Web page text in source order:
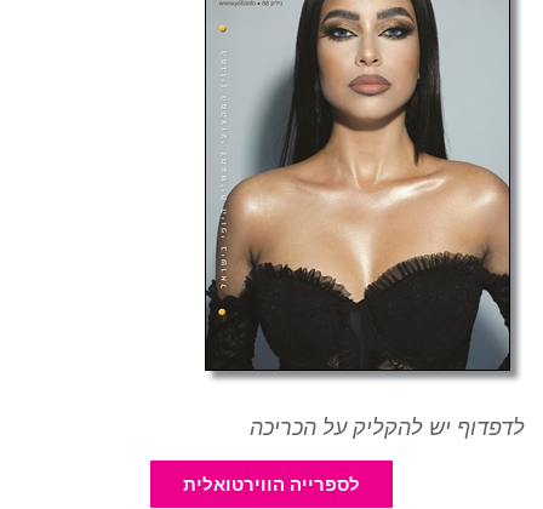
לדפדוף יש להקליק על הכריכה
לספרייה הווירטואלית